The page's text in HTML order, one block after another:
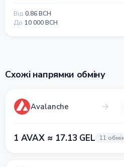
Від 0.86 BCH
До 10 000 BCH
Схожі напрямки обміну
Avalanche
1 AVAX ≈ 17.13 GEL 11